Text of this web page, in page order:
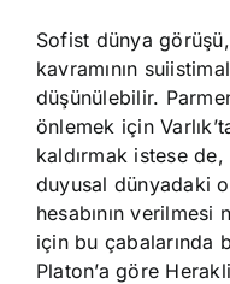
Sofist dünya
kavramının
düşünülebilir.
önlemek için
kaldırmak istese de,
duyusal dünyadaki
hesabının verilmesi
için bu çabalarında
Platon’a göre